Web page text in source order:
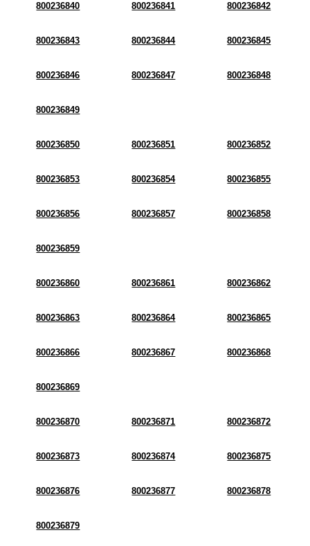
800236840 800236841 800236842
800236843 800236844 800236845
800236846 800236847 800236848
800236849
800236850 800236851 800236852
800236853 800236854 800236855
800236856 800236857 800236858
800236859
800236860 800236861 800236862
800236863 800236864 800236865
800236866 800236867 800236868
800236869
800236870 800236871 800236872
800236873 800236874 800236875
800236876 800236877 800236878
800236879